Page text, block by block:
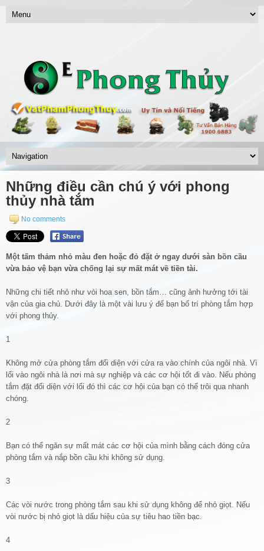
Những điều cần chú ý với phong
thủy nhà tắm
No comments
Một tấm thảm nhỏ màu đen hoặc đỏ đặt ở ngay dưới sàn bồn cầu
vừa bảo vệ bạn vừa chống lại sự mất mát về tiền tài.
Những chi tiết nhỏ như vòi hoa sen, bồn tắm… cũng ảnh hưởng tới tài
vận của gia chủ. Dưới đây là một vài lưu ý để bạn bố trí phòng tắm hợp
với phong thủy.
1
Không mở cửa phòng tắm đối diện với cửa ra vào chính của ngôi nhà. Vì
lối vào ngôi nhà là nơi mà sự nghiệp và các cơ hội tốt đi vào. Nếu phòng
tắm đặt đối diện với lối đó thì các cơ hội của bạn có thể trôi qua nhanh
chóng.
2
Bạn có thể ngăn sự mất mát các cơ hội của mình bằng cách đóng cửa
phòng tắm và nắp bồn cầu khi không sử dụng.
3
Các vòi nước trong phòng tắm sau khi sử dụng không để nhỏ giọt. Nếu
vòi nước bị nhỏ giọt là dấu hiệu của sự tiêu hao tiền bạc.
4